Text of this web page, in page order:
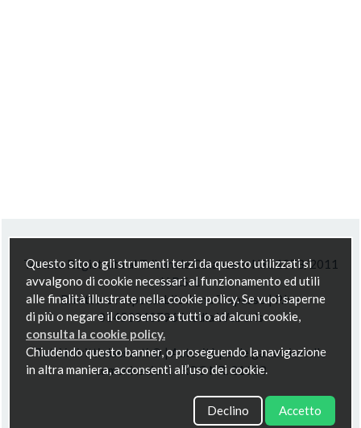
Testata Registrata al Tribunale Catanzaro N.R. 1078/2011
N.R.S. 1
Direttore responsabile Anna Trapasso | P.Iva
03453040796 Media Web srls
Tutti i diritti riservati © | Autorità per le garanzie nelle
comunicazioni - ROC NR. 21658
Questo sito o gli strumenti terzi da questo utilizzati si
avvalgono di cookie necessari al funzionamento ed utili
alle finalità illustrate nella cookie policy. Se vuoi saperne
di più o negare il consenso a tutti o ad alcuni cookie,
consulta la cookie policy.
Chiudendo questo banner, o proseguendo la navigazione
in altra maniera, acconsenti all’uso dei cookie.
Declino Accetto